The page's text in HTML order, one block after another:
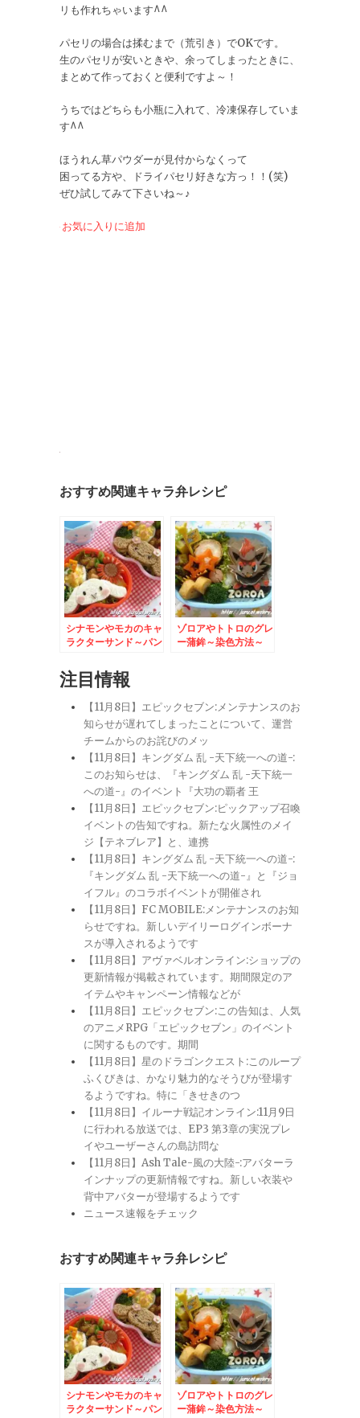
リも作れちゃいます^^
パセリの場合は揉むまで（荒引き）でOKです。
生のパセリが安いときや、余ってしまったときに、
まとめて作っておくと便利ですよ～！
うちではどちらも小瓶に入れて、冷凍保存していま
す^^
ほうれん草パウダーが見付からなくって
困ってる方や、ドライパセリ好きな方っ！！(笑)
ぜひ試してみて下さいね～♪
お気に入りに追加
おすすめ関連キャラ弁レシピ
シナモンやモカのキャ
ラクターサンド～パン
ゾロアやトトロのグレ
ー蒲鉾～染色方法～
注目情報
【11月8日】エピックセブン:メンテナンスのお
知らせが遅れてしまったことについて、運営
チームからのお詫びのメッ
【11月8日】キングダム 乱 -天下統一への道-:
このお知らせは、『キングダム 乱 -天下統一
への道-』のイベント『大功の覇者 王
【11月8日】エピックセブン:ピックアップ召喚
イベントの告知ですね。新たな火属性のメイ
ジ【テネブレア】と、連携
【11月8日】キングダム 乱 -天下統一への道-:
『キングダム 乱 -天下統一への道-』と『ジョ
イフル』のコラボイベントが開催され
【11月8日】FC MOBILE:メンテナンスのお知
らせですね。新しいデイリーログインボーナ
スが導入されるようです
【11月8日】アヴァベルオンライン:ショップの
更新情報が掲載されています。期間限定のア
イテムやキャンペーン情報などが
【11月8日】エピックセブン:この告知は、人気
のアニメRPG「エピックセブン」のイベント
に関するものです。期間
【11月8日】星のドラゴンクエスト:このループ
ふくびきは、かなり魅力的なそうびが登場す
るようですね。特に「きせきのつ
【11月8日】イルーナ戦記オンライン:11月9日
に行われる放送では、EP3 第3章の実況プレ
イやユーザーさんの島訪問な
【11月8日】Ash Tale-風の大陸-:アバターラ
インナップの更新情報ですね。新しい衣装や
背中アバターが登場するようです
ニュース速報をチェック
おすすめ関連キャラ弁レシピ
シナモンやモカのキャ
ラクターサンド～パン
ゾロアやトトロのグレ
ー蒲鉾～染色方法～